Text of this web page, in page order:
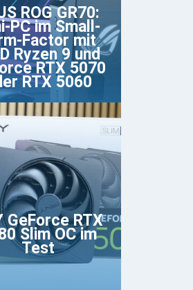
ROG GR70:
PC im Small-
Factor mit
Ryzen 9 und
RTX 5070
RTX 5060
GeForce RTX
Slim OC im
Test